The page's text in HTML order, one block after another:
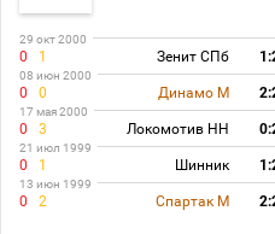
29 окт 2000
0 1 Зенит СПб
08 июн 2000
0 0 Динамо М
17 мая 2000
0 3 Локомотив НН
21 июл 1999
0 1 Шинник
13 июн 1999
0 2 Спартак М